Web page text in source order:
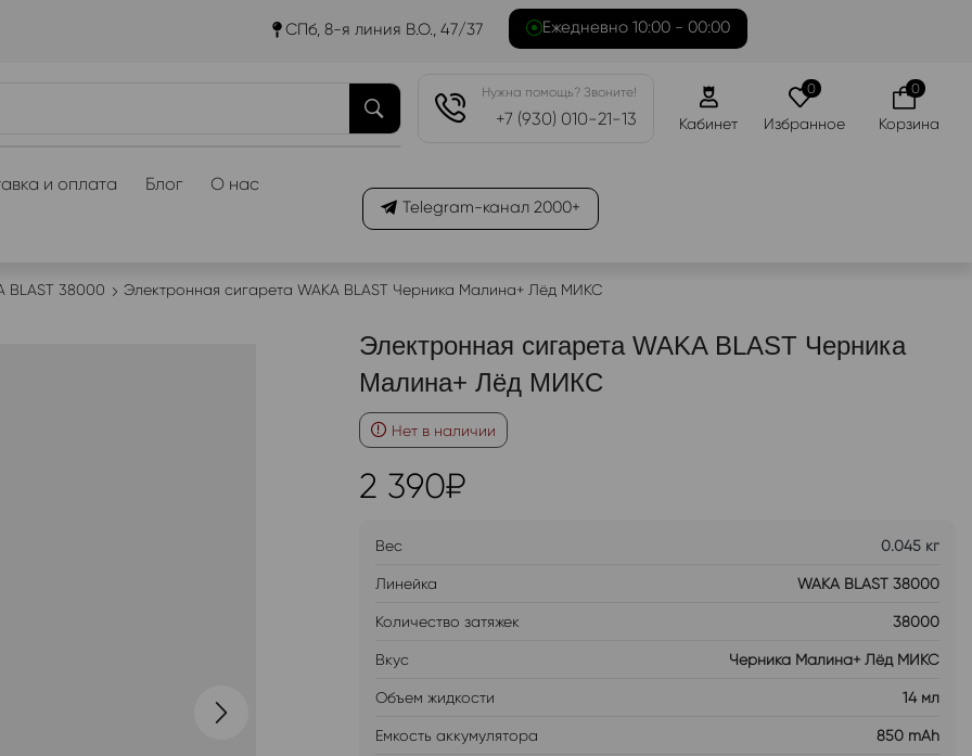
СПб, 8-я линия В.О., 47/37 Ежедневно 10:00 - 00:00
Нужна помощь? Звоните!
+7 (930) 010-21-13 Кабинет
0
Избранное
0
Корзина
и оплата Блог О нас
Telegram-канал 2000+
BLAST 38000 Электронная сигарета WAKA BLAST Черника Малина+ Лёд МИКС
Электронная сигарета WAKA BLAST Черника
Малина+ Лёд МИКС
Нет в наличии
2 390₽
Вес 0.045 кг
Линейка WAKA BLAST 38000
Количество затяжек 38000
Вкус Черника Малина+ Лёд МИКС
Объем жидкости 14 мл
Емкость аккумулятора 850 mAh